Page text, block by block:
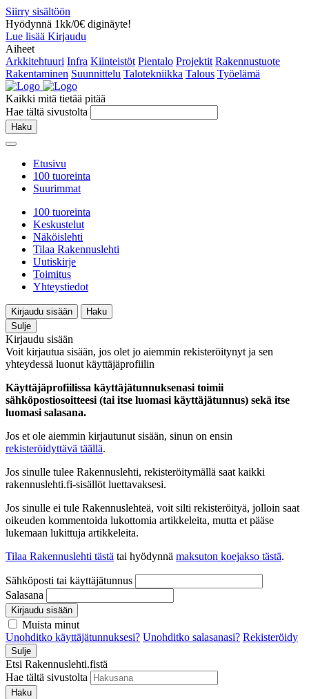
Siirry sisältöön
Hyödynnä 1kk/0€ diginäyte!
Lue lisää Kirjaudu
Aiheet
Arkkitehtuuri Infra Kiinteistöt Pientalo Projektit Rakennustuote
Rakentaminen Suunnittelu Talotekniikka Talous Työelämä
Kaikki mitä tietää pitää
Hae tältä sivustolta
Haku
Etusivu
100 tuoreinta
Suurimmat
100 tuoreinta
Keskustelut
Näköislehti
Tilaa Rakennuslehti
Uutiskirje
Toimitus
Yhteystiedot
Kirjaudu sisään
Haku
Sulje
Kirjaudu sisään
Voit kirjautua sisään, jos olet jo aiemmin rekisteröitynyt ja sen
yhteydessä luonut käyttäjäprofiilin
Käyttäjäprofiilissa käyttäjätunnuksenasi toimii
sähköpostiosoitteesi (tai itse luomasi käyttäjätunnus) sekä itse
luomasi salasana.
Jos et ole aiemmin kirjautunut sisään, sinun on ensin
rekisteröidyttävä täällä.
Jos sinulle tulee Rakennuslehti, rekisteröitymällä saat kaikki
rakennuslehti.fi-sisällöt luettavaksesi.
Jos sinulle ei tule Rakennuslehteä, voit silti rekisteröityä, jolloin saat
oikeuden kommentoida lukottomia artikkeleita, mutta et pääse
lukemaan lukittuja artikkeleita.
Tilaa Rakennuslehti tästä tai hyödynnä maksuton koejakso tästä.
Sähköposti tai käyttäjätunnus
Salasana
Kirjaudu sisään
Muista minut
Unohditko käyttäjätunnuksesi? Unohditko salasanasi? Rekisteröidy
Sulje
Etsi Rakennuslehti.fistä
Hae tältä sivustolta
Haku